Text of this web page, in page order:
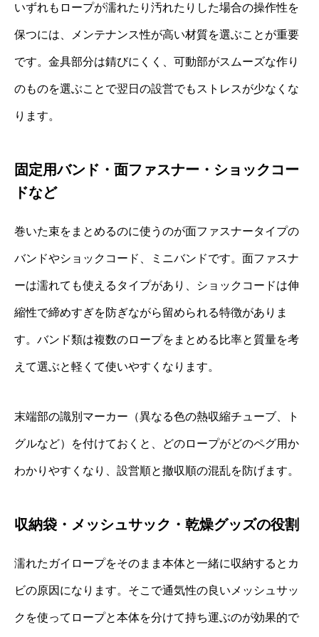
いずれもロープが濡れたり汚れたりした場合の操作性を
保つには、メンテナンス性が高い材質を選ぶことが重要
です。金具部分は錆びにくく、可動部がスムーズな作り
のものを選ぶことで翌日の設営でもストレスが少なくな
ります。
固定用バンド・面ファスナー・ショックコー
ドなど
巻いた束をまとめるのに使うのが面ファスナータイプの
バンドやショックコード、ミニバンドです。面ファスナ
ーは濡れても使えるタイプがあり、ショックコードは伸
縮性で締めすぎを防ぎながら留められる特徴がありま
す。バンド類は複数のロープをまとめる比率と質量を考
えて選ぶと軽くて使いやすくなります。
末端部の識別マーカー（異なる色の熱収縮チューブ、ト
グルなど）を付けておくと、どのロープがどのペグ用か
わかりやすくなり、設営順と撤収順の混乱を防げます。
収納袋・メッシュサック・乾燥グッズの役割
濡れたガイロープをそのまま本体と一緒に収納するとカ
ビの原因になります。そこで通気性の良いメッシュサッ
クを使ってロープと本体を分けて持ち運ぶのが効果的で